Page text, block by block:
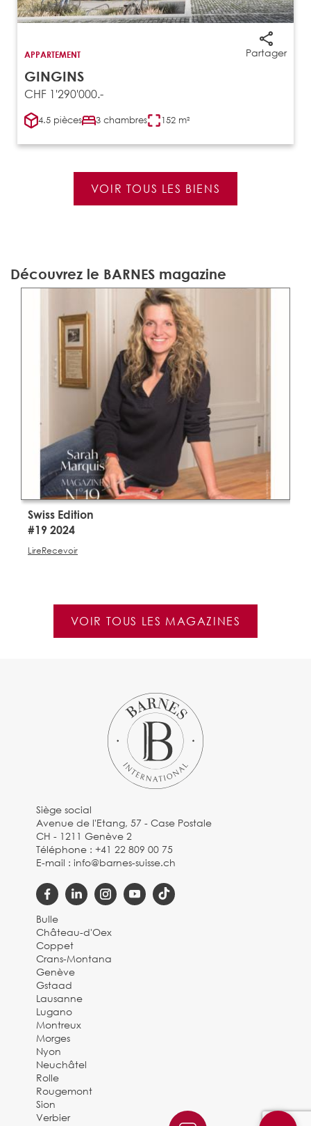
Partager
APPARTEMENT
GINGINS
CHF 1'290'000.-
4.5 pièces 3 chambres 152 m²
VOIR TOUS LES BIENS
Découvrez le BARNES magazine
Swiss Edition
#19 2024
LireRecevoir
VOIR TOUS LES MAGAZINES
Siège social
Avenue de l'Etang, 57 - Case Postale
CH - 1211 Genève 2
Téléphone :+41 22 809 00 75
E-mail :info@barnes-suisse.ch
Bulle
Château-d'Oex
Coppet
Crans-Montana
Genève
Gstaad
Lausanne
Lugano
Montreux
Morges
Nyon
Neuchâtel
Rolle
Rougemont
Sion
Verbier